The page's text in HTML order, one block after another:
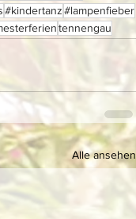
#kindertanz#lampenfieber
tennengau
Alle ansehen